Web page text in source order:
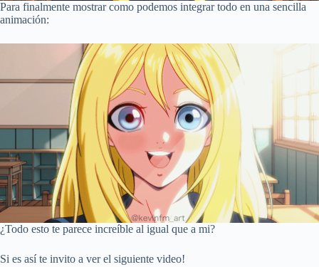
Para finalmente mostrar como podemos integrar todo en una sencilla
animación:
¿Todo esto te parece increíble al igual que a mi?
Si es así te invito a ver el siguiente video!